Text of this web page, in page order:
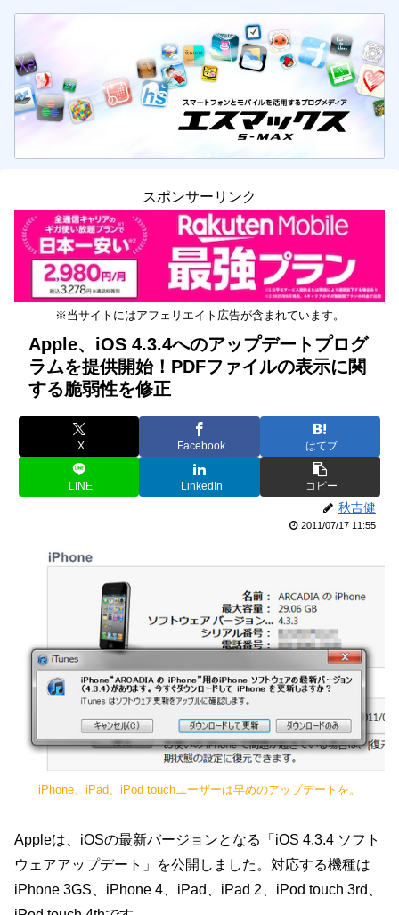
スポンサーリンク
※当サイトにはアフェリエイト広告が含まれています。
Apple、iOS 4.3.4へのアップデートプログ
ラムを提供開始！PDFファイルの表示に関
する脆弱性を修正
X Facebook はてブ
LINE LinkedIn コピー
秋吉健
2011/07/17 11:55
iPhone、iPad、iPod touchユーザーは早めのアップデートを。
Appleは、iOSの最新バージョンとなる「iOS 4.3.4 ソフト
ウェアアップデート」を公開しました。対応する機種は
iPhone 3GS、iPhone 4、iPad、iPad 2、iPod touch 3rd、